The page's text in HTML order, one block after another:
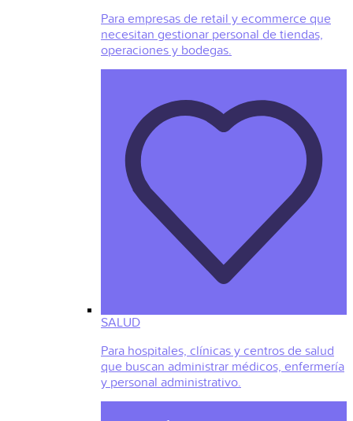
Para empresas de retail y ecommerce que
necesitan gestionar personal de tiendas,
operaciones y bodegas.
SALUD
Para hospitales, clínicas y centros de salud
que buscan administrar médicos, enfermería
y personal administrativo.